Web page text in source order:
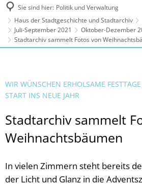
Sie sind hier: Politik und Verwaltung
Haus der Stadtgeschichte und Stadtarchiv
Juli-September 2021
Oktober-Dezember
Stadtarchiv sammelt Fotos von
WIR WÜNSCHEN ERHOLSAME
START INS NEUE JAHR
Stadtarchiv sammelt
Weihnachtsbäumen
In vielen Zimmern steht bereits
der Licht und Glanz in die